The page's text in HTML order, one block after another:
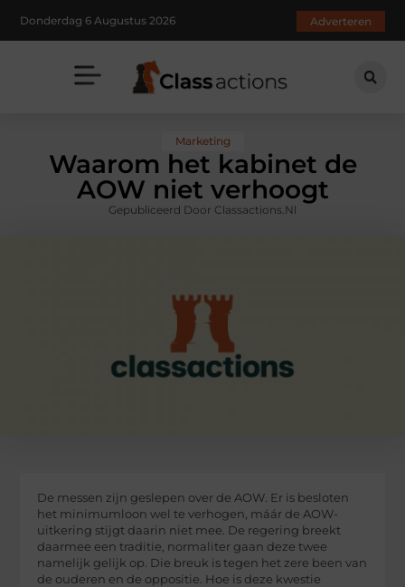
Donderdag 6 Augustus 2026 Adverteren
Marketing
Waarom het kabinet de
AOW niet verhoogt
Gepubliceerd Door Classactions.nl
De messen zijn geslepen over de AOW. Er is besloten
het minimumloon wel te verhogen, máár de AOW-
uitkering stijgt daarin niet mee. De regering breekt
daarmee een traditie, normaliter gaan deze twee
namelijk gelijk op. Die breuk is tegen het zere been van
de ouderen en de oppositie. Hoe is deze kwestie